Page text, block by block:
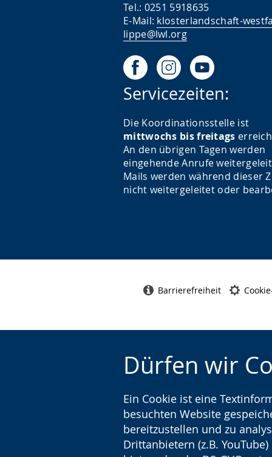
Dürfen wir
Ein Cookie ist eine
besuchten Website
bereitzustellen und zu
Drittanbietern (z.B.
Tel.: 0251 5918635
E-Mail: klosterlandschaft-
lippe@lwl.org
Servicezeiten:
Die Koordinationsstelle ist
mittwochs bis freitags
An den übrigen Tagen werden
eingehende Anrufe
Mails werden während dieser
nicht weitergeleitet oder
Barrierefreiheit